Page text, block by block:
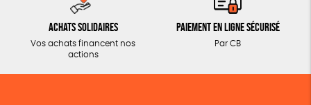
Achats solidaires
Vos achats financent nos
actions
Paiement en ligne sécurisé
Par CB